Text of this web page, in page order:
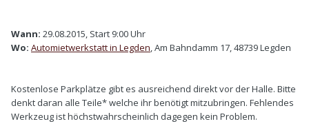
Wann: 29.08.2015, Start 9:00 Uhr
Wo: Automietwerkstatt in Legden, Am Bahndamm 17, 48739 Legden
Kostenlose Parkplätze gibt es ausreichend direkt vor der Halle. Bitte
denkt daran alle Teile* welche ihr benötigt mitzubringen. Fehlendes
Werkzeug ist höchstwahrscheinlich dagegen kein Problem.